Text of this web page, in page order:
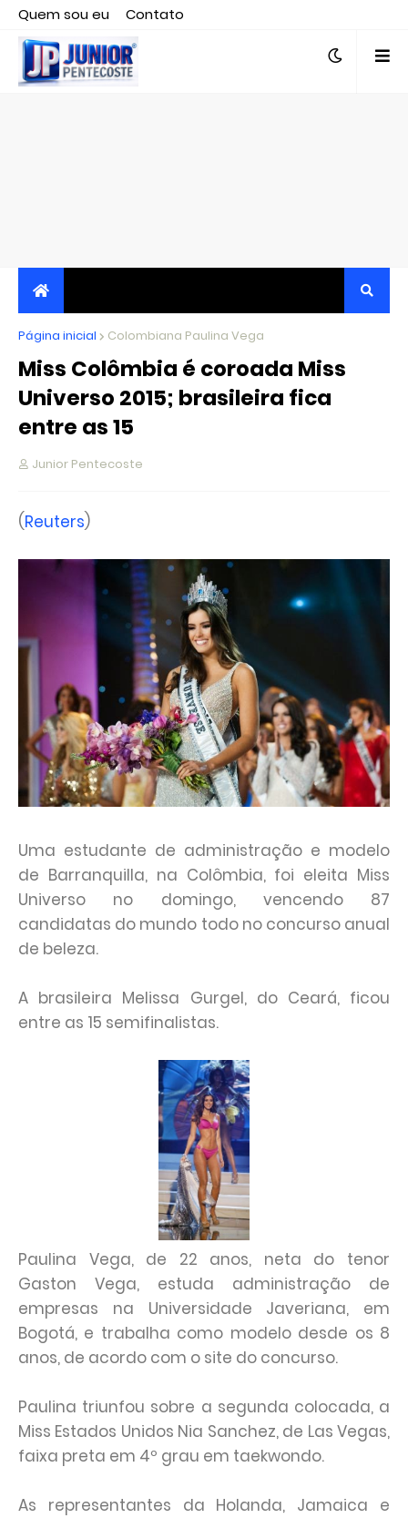
Quem sou eu
Contato
Editor responsável, jornalista Clovis Almeida.
JORNALISMO INDEPENDENTE, TRANSPARENTE E
CRÍTICO
Página inicial Colombiana Paulina Vega
Miss Colômbia é coroada Miss
Universo 2015; brasileira fica
entre as 15
Junior Pentecoste
(Reuters)
Uma estudante de administração e modelo
de Barranquilla, na Colômbia, foi eleita Miss
Universo no domingo, vencendo 87
candidatas do mundo todo no concurso anual
de beleza.
A brasileira Melissa Gurgel, do Ceará, ficou
entre as 15 semifinalistas.
Paulina Vega, de 22 anos, neta do tenor
Gaston Vega, estuda administração de
empresas na Universidade Javeriana, em
Bogotá, e trabalha como modelo desde os 8
anos, de acordo com o site do concurso.
Paulina triunfou sobre a segunda colocada, a
Miss Estados Unidos Nia Sanchez, de Las Vegas,
faixa preta em 4º grau em taekwondo.
As representantes da Holanda, Jamaica e